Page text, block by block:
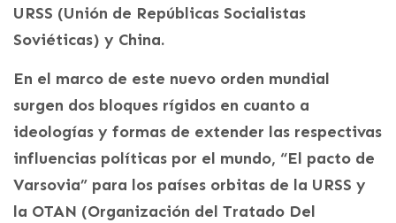
URSS (Unión de Repúblicas Socialistas
Soviéticas) y China.
En el marco de este nuevo orden mundial
surgen dos bloques rígidos en cuanto a
ideologías y formas de extender las respectivas
influencias políticas por el mundo, “El pacto de
Varsovia” para los países orbitas de la URSS y
la OTAN (Organización del Tratado Del